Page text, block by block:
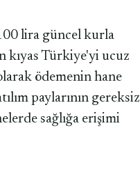
lira güncel kurla
kıyas Türkiye'yi ucuz
ödemenin hane
paylarının gereksiz
sağlığa erişimi